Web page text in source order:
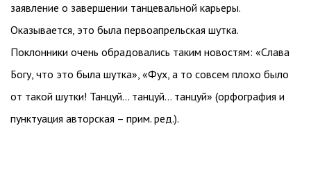
заявление о завершении танцевальной карьеры.
Оказывается, это была первоапрельская шутка.
Поклонники очень обрадовались таким новостям: «Слава
Богу, что это была шутка», «Фух, а то совсем плохо было
от такой шутки! Танцуй… танцуй… танцуй» (орфография и
пунктуация авторская – прим. ред.).